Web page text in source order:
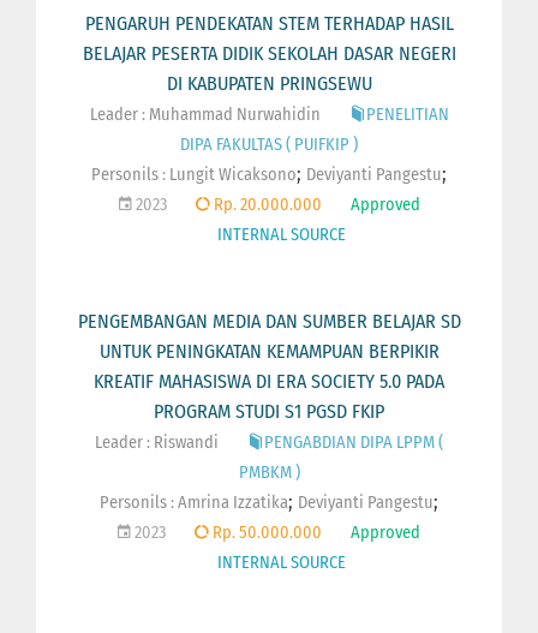
PENGARUH PENDEKATAN STEM TERHADAP HASIL
BELAJAR PESERTA DIDIK SEKOLAH DASAR NEGERI
DI KABUPATEN PRINGSEWU
Leader : Muhammad Nurwahidin
PENELITIAN
DIPA FAKULTAS ( PUIFKIP )
Personils : Lungit Wicaksono; Deviyanti Pangestu;
2023 Rp. 20.000.000
Approved
INTERNAL SOURCE
PENGEMBANGAN MEDIA DAN SUMBER BELAJAR SD
UNTUK PENINGKATAN KEMAMPUAN BERPIKIR
KREATIF MAHASISWA DI ERA SOCIETY 5.0 PADA
PROGRAM STUDI S1 PGSD FKIP
Leader : Riswandi
PENGABDIAN DIPA LPPM (
PMBKM )
Personils :Amrina Izzatika; Deviyanti Pangestu;
2023 Rp. 50.000.000
Approved
INTERNAL SOURCE